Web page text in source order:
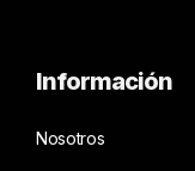
Información
Nosotros